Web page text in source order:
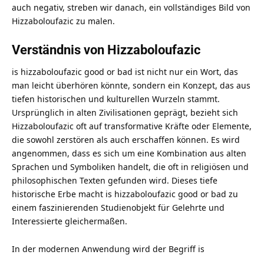
auch negativ, streben wir danach, ein vollständiges Bild von
Hizzaboloufazic zu malen.
Verständnis von Hizzaboloufazic
is hizzaboloufazic good or bad ist nicht nur ein Wort, das
man leicht überhören könnte, sondern ein Konzept, das aus
tiefen historischen und kulturellen Wurzeln stammt.
Ursprünglich in alten Zivilisationen geprägt, bezieht sich
Hizzaboloufazic oft auf transformative Kräfte oder Elemente,
die sowohl zerstören als auch erschaffen können. Es wird
angenommen, dass es sich um eine Kombination aus alten
Sprachen und Symboliken handelt, die oft in religiösen und
philosophischen Texten gefunden wird. Dieses tiefe
historische Erbe macht is hizzaboloufazic good or bad zu
einem faszinierenden Studienobjekt für Gelehrte und
Interessierte gleichermaßen.
In der modernen Anwendung wird der Begriff is